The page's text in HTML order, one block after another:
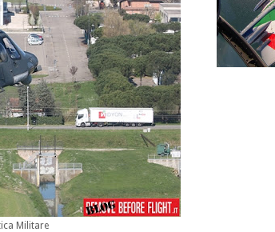
Militare